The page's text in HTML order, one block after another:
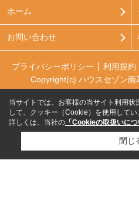
ホーム
お問い合わせ
プライバシーポリシー 利用規約
Copyright(c) ハウスセゾン南
当サイトでは、お客様の当サイト利用状
して、クッキー（Cookie）を使用してい
詳しくは、当社の 「Cookieの取扱いにつ
閉じ